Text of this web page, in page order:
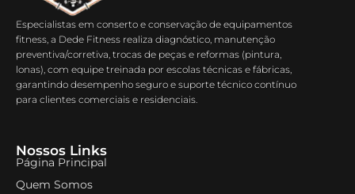
Especialistas em conserto e conservação de equipamentos
fitness, a Dede Fitness realiza diagnóstico, manutenção
preventiva/corretiva, trocas de peças e reformas (pintura,
lonas), com equipe treinada por escolas técnicas e fábricas,
garantindo desempenho seguro e suporte técnico contínuo
para clientes comerciais e residenciais.
Nossos Links
Página Principal
Quem Somos